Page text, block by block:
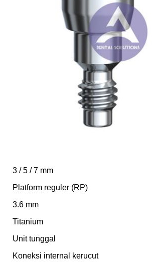
3 / 5 / 7 mm
Platform reguler (RP)
3.6 mm
Titanium
Unit tunggal
Koneksi internal kerucut